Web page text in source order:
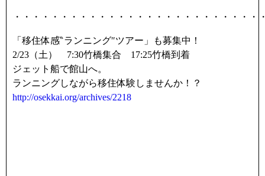
・・・・・・・・・・・・・・・・・・・・・・・・・
「移住体感‶ランニング″ツアー」も募集中！
2/23（土） 7:30竹橋集合 17:25竹橋到着
ジェット船で館山へ。
ランニングしながら移住体験しませんか！？
http://osekkai.org/archives/2218